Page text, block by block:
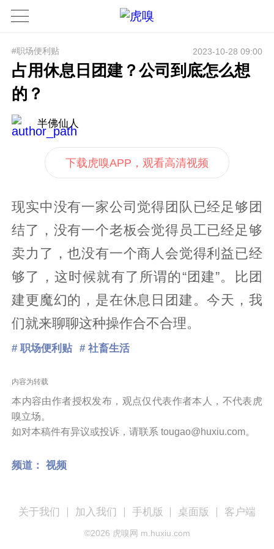
#职场便利贴 2023-10-28 09:00
占用休息日团建？公司到底怎么想
的？
半佛仙人
下载虎嗅APP，观看高清视频
现实中没有一家公司觉得团队已经足够团
结了，没有一个老板会觉得员工已经足够
卖力了，也没有一个商人会觉得利益已经
够了，这时候就有了所谓的“团建”。比团
建更魔幻的，是在休息日团建。今天，我
们就来聊聊这种操作合不合理。
# 职场便利贴 # 社畜生活
内容为转载
本内容由作者授权发布，观点仅代表作者本人，不代表虎
嗅立场。
如对本稿件有异议或投诉，请联系 tougao@huxiu.com。
频道： 视频
关于我们 加入我们 手机版 桌面版 客户端
©2026 虎嗅网 m.huxiu.com